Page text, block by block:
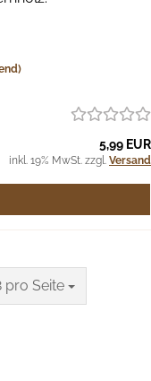
5,99 EUR
inkl. 19% MwSt. zzgl. Versand
pro Seite
Seite